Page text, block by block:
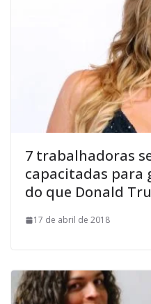
7 trabalhadoras
capacitadas para
do que Donald
17 de abril de 2018